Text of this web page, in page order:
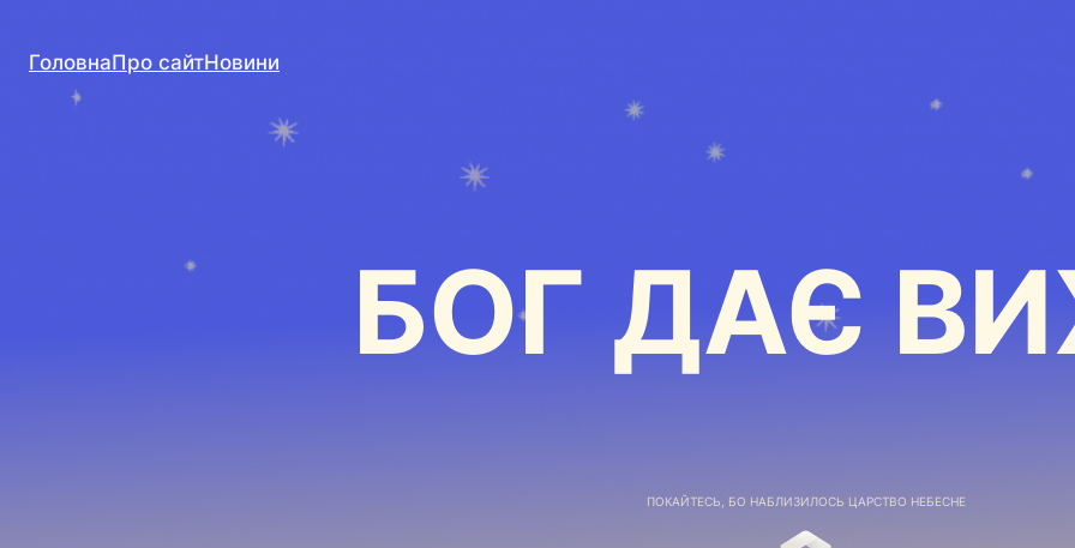
ГоловнаПро сайтНовини
БОГ ДАЄ
ПОКАЙТЕСЬ, БО НАБЛИЗИЛОСЬ ЦАРСТВО НЕБЕСНЕ